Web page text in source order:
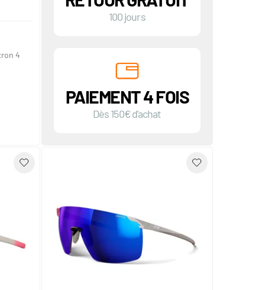
4
100 jours
PAIEMENT 4 FOIS
Dès 150€ d'achat